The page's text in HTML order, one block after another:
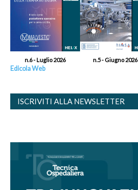
n.6 - Luglio 2026 n.5 - Giugno 2026
Edicola Web
ISCRIVITI ALLA NEWSLETTER